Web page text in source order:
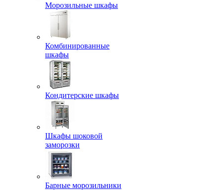
Морозильные шкафы
Комбинированные
шкафы
Кондитерские шкафы
Шкафы шоковой
заморозки
Барные морозильники